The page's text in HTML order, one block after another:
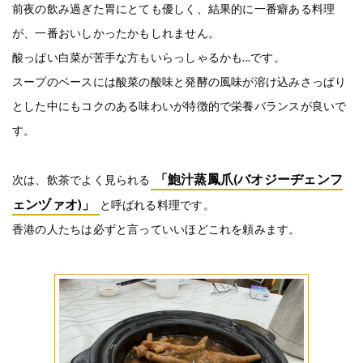
前夜の飲み過ぎた胃にとても優しく、結果的に一番癖ある料理
が、一番おいしかったかもしれません。
酸っぱい白菜が苦手な方もいらっしゃるかも...です。
スープのベースには酸菜の酸味と発酵の風味が溶け込みさっぱり
とした中にもコクのある味わいが特徴的で栄養バランスが良いで
す。
次は、飲茶でよく見られる
「鮑汁蒸鳳爪(バオジーヂェンフ
ェンヅァオ)」
と呼ばれる料理です。
香港の人たちは必ずと言っていいほどこれを頼みます。